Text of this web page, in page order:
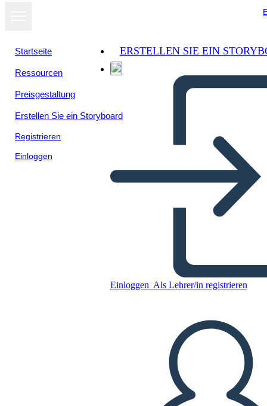
Startseite
Ressourcen
Preisgestaltung
Erstellen Sie ein Storyboard
Registrieren
Einloggen
ERSTELLEN SIE EIN
Einloggen Als Lehrer/in registrieren
The Beatitudes
Kopieren Sie dieses Storyboard
ERSTELLEN SIE EIN STORYBOARD
DIASHOW ABSPIELEN
LIES MIR VOR
Als Diashow
ansehen